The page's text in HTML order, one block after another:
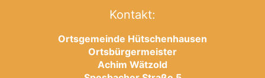
Kontakt:
Ortsgemeinde Hütschenhausen
Ortsbürgermeister
Achim Wätzold